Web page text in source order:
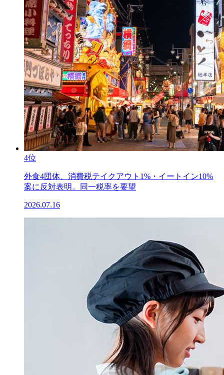
4位
外食4団体、消費税テイクアウト1%・イートイン10%
案に反対表明。同一税率を要望
2026.07.16